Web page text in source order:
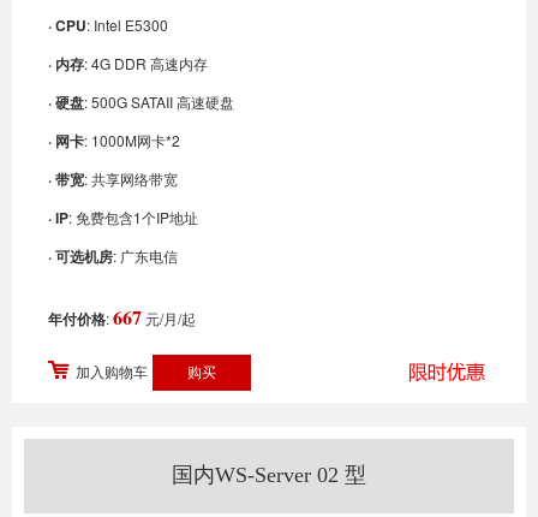
· CPU: Intel E5300
· 内存: 4G DDR 高速内存
· 硬盘: 500G SATAII 高速硬盘
· 网卡: 1000M网卡*2
· 带宽: 共享网络带宽
· IP: 免费包含1个IP地址
· 可选机房: 广东电信
年付价格:667元/月/起
加入购物车
国内WS-Server 02 型